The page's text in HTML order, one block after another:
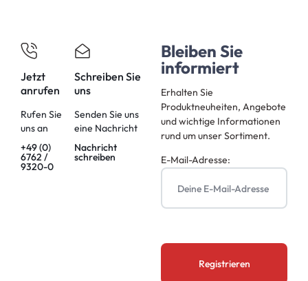
Jetzt
anrufen
Rufen Sie
uns an
+49 (0)
6762 /
9320-0
Schreiben Sie
uns
Senden Sie uns
eine Nachricht
Nachricht
schreiben
Bleiben Sie
informiert
Erhalten Sie
Produktneuheiten, Angebote
und wichtige Informationen
rund um unser Sortiment.
E-Mail-Adresse: